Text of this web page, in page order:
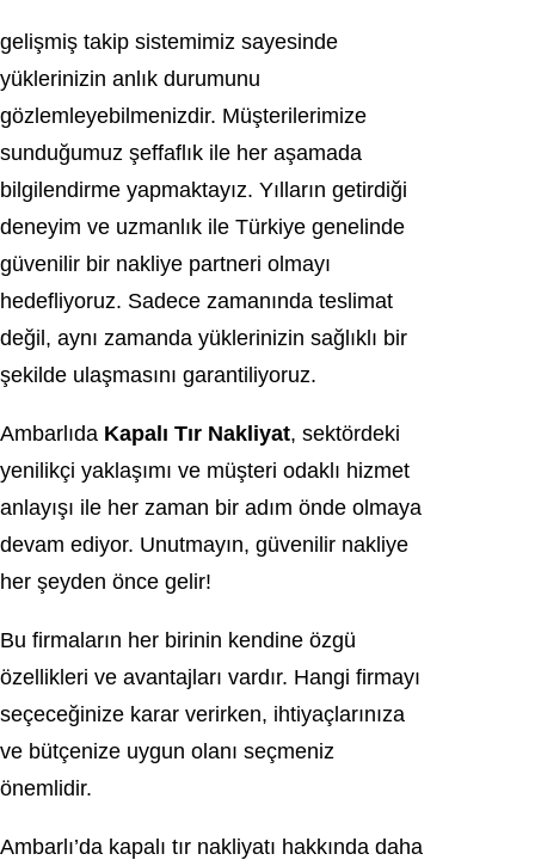
gelişmiş takip sistemimiz sayesinde
yüklerinizin anlık durumunu
gözlemleyebilmenizdir. Müşterilerimize
sunduğumuz şeffaflık ile her aşamada
bilgilendirme yapmaktayız. Yılların getirdiği
deneyim ve uzmanlık ile Türkiye genelinde
güvenilir bir nakliye partneri olmayı
hedefliyoruz. Sadece zamanında teslimat
değil, aynı zamanda yüklerinizin sağlıklı bir
şekilde ulaşmasını garantiliyoruz.
Ambarlıda Kapalı Tır Nakliyat, sektördeki
yenilikçi yaklaşımı ve müşteri odaklı hizmet
anlayışı ile her zaman bir adım önde olmaya
devam ediyor. Unutmayın, güvenilir nakliye
her şeyden önce gelir!
Bu firmaların her birinin kendine özgü
özellikleri ve avantajları vardır. Hangi firmayı
seçeceğinize karar verirken, ihtiyaçlarınıza
ve bütçenize uygun olanı seçmeniz
önemlidir.
Ambarlı’da kapalı tır nakliyatı hakkında daha